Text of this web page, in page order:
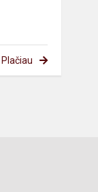
Plačiau